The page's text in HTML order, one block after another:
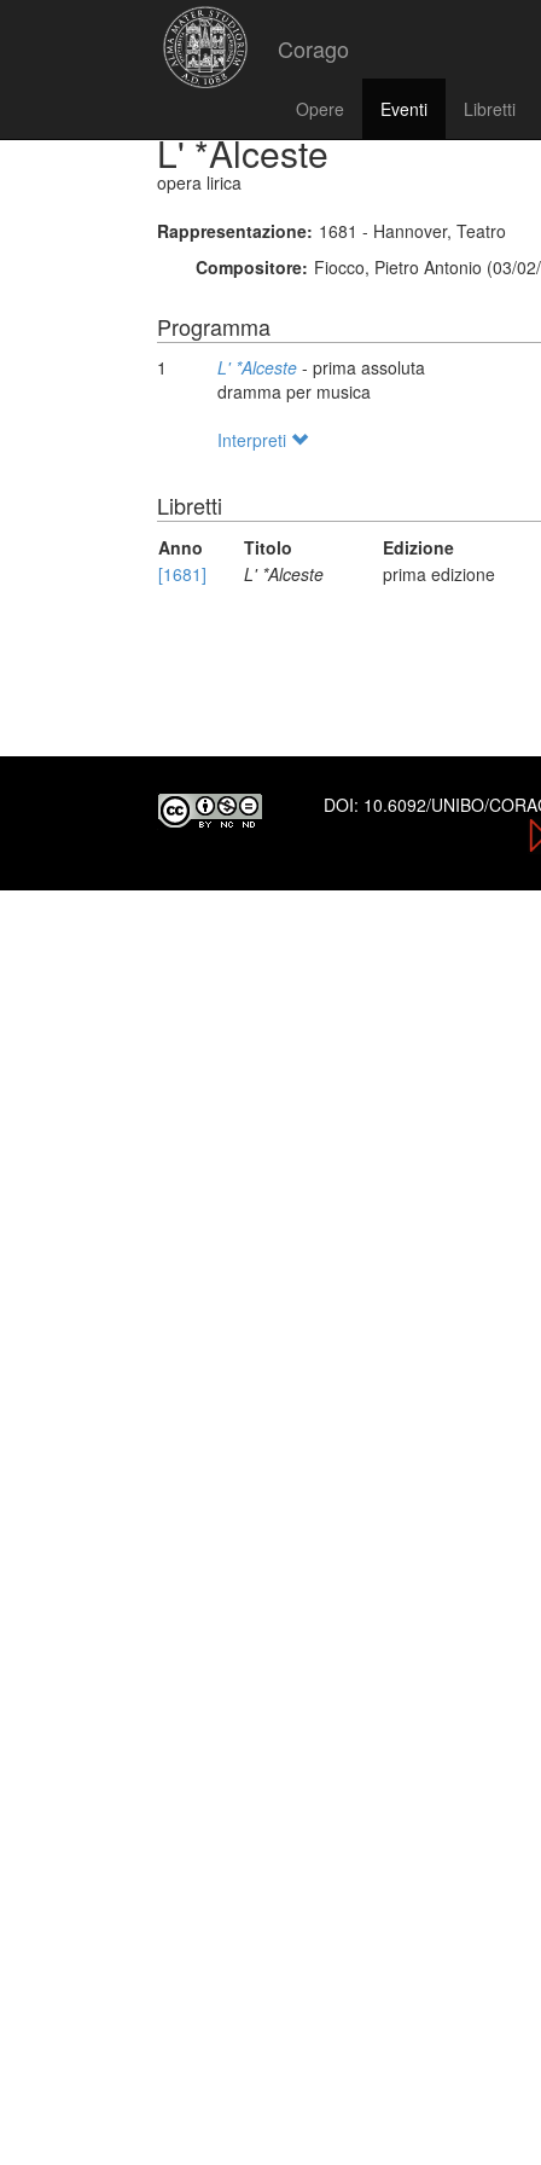
Corago
Opere Eventi Libretti
L' *Alceste
opera lirica
Rappresentazione: 1681 - Hannover, Teatro
Compositore: Fiocco, Pietro Antonio (03/
Programma
1 L' *Alceste - prima assoluta
dramma per musica
Interpreti
Libretti
Anno Titolo
Edizione
[1681]
L' *Alceste prima edizione
DOI: 10.6092/UNIBO/